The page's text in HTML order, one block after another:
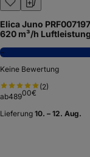
Elica Juno
620 m³/h
−
Keine Bewertung
(2)
ab48900€
Lieferung 10. – 12. Aug.